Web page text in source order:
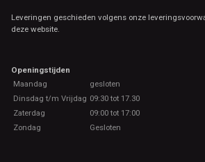
Leveringen geschieden volgens onze
deze website.
Openingstijden
Maandag
gesloten
Dinsdag t/m Vrijdag 09:30 tot 17.30
Zaterdag
09:00 tot 17:00
Zondag
Gesloten